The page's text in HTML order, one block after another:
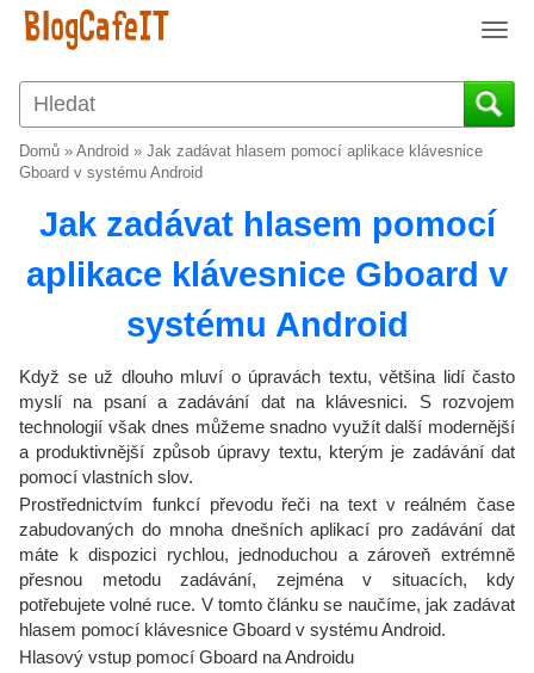
T
g
g
a
i
i
o
n
Domů » Android » Jak zadávat hlasem pomocí aplikace klávesnice
Gboard v systému Android
Jak zadávat hlasem pomocí
aplikace klávesnice Gboard v
systému Android
Když se už dlouho mluví o úpravách textu, většina lidí často
myslí na psaní a zadávání dat na klávesnici. S rozvojem
technologií však dnes můžeme snadno využít další modernější
a produktivnější způsob úpravy textu, kterým je zadávání dat
pomocí vlastních slov.
Prostřednictvím funkcí převodu řeči na text v reálném čase
zabudovaných do mnoha dnešních aplikací pro zadávání dat
máte k dispozici rychlou, jednoduchou a zároveň extrémně
přesnou metodu zadávání, zejména v situacích, kdy
potřebujete volné ruce. V tomto článku se naučíme, jak zadávat
hlasem pomocí klávesnice Gboard v systému Android.
Hlasový vstup pomocí Gboard na Androidu